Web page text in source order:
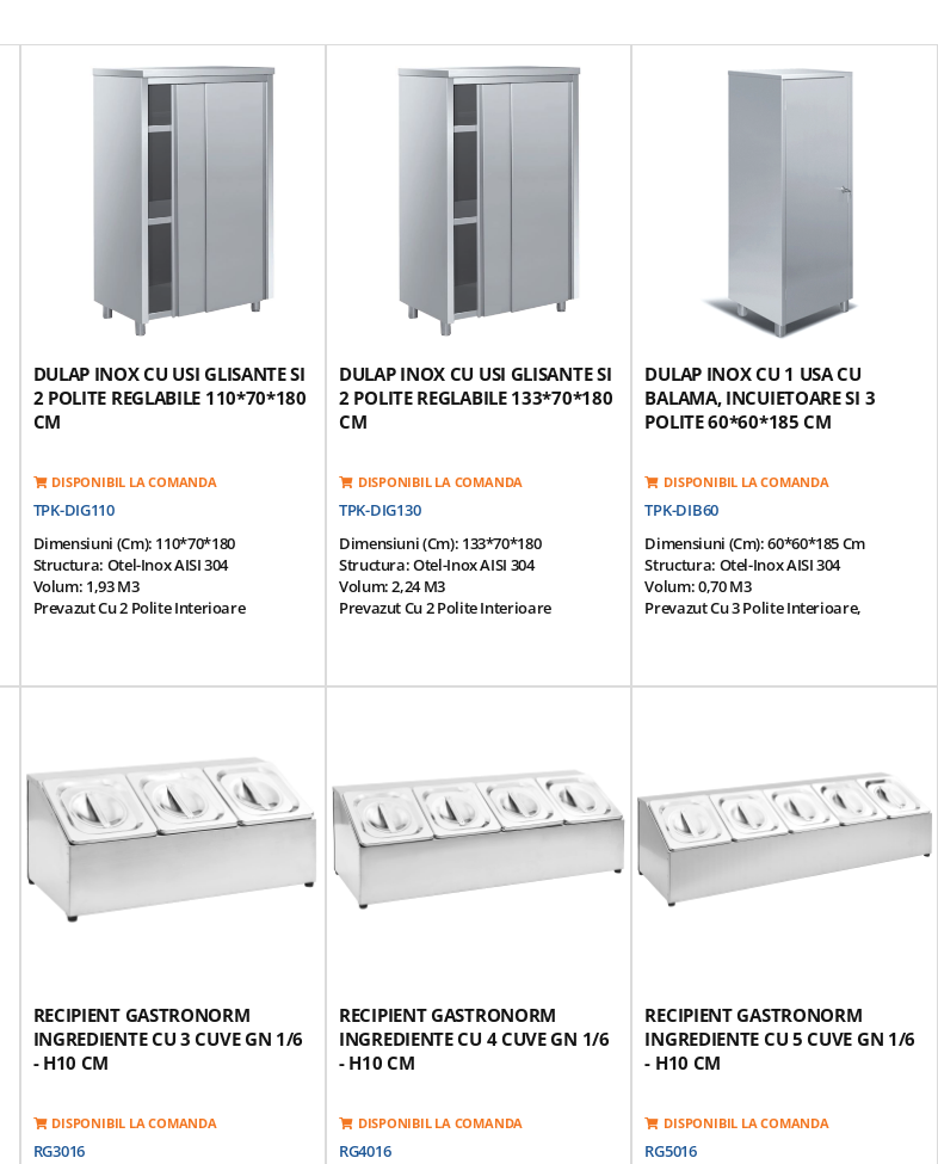
DULAP INOX CU USI GLISANTE SI
2 POLITE REGLABILE 110*70*180
CM
DISPONIBIL LA COMANDA
TPK-DIG110
Dimensiuni (cm): 110*70*180
Structura: Otel-Inox AISI 304
Volum: 1,93 M3
Prevazut Cu 2 Polite Interioare
Dulap Depozitare, Tip Vestiar, Pentru
DULAP INOX CU USI GLISANTE SI
2 POLITE REGLABILE 133*70*180
CM
DISPONIBIL LA COMANDA
TPK-DIG130
Dimensiuni (cm): 133*70*180
Structura: Otel-Inox AISI 304
Volum: 2,24 M3
Prevazut Cu 2 Polite Interioare
Dulap Depozitare, Tip Vestiar, Pentru
DULAP INOX CU 1 USA CU
BALAMA, INCUIETOARE SI 3
POLITE 60*60*185 CM
DISPONIBIL LA COMANDA
TPK-DIB60
Dimensiuni (cm): 60*60*185 Cm
Structura: Otel-Inox AISI 304
Volum: 0,70 M3
Prevazut Cu 3 Polite Interioare,
Dulap Depozitare, Tip Vestiar, Pentru
RECIPIENT GASTRONORM
INGREDIENTE CU 3 CUVE GN 1/6
- H10 CM
DISPONIBIL LA COMANDA
RG3016
RECIPIENT GASTRONORM
INGREDIENTE CU 4 CUVE GN 1/6
- H10 CM
DISPONIBIL LA COMANDA
RG4016
RECIPIENT GASTRONORM
INGREDIENTE CU 5 CUVE GN 1/6
- H10 CM
DISPONIBIL LA COMANDA
RG5016